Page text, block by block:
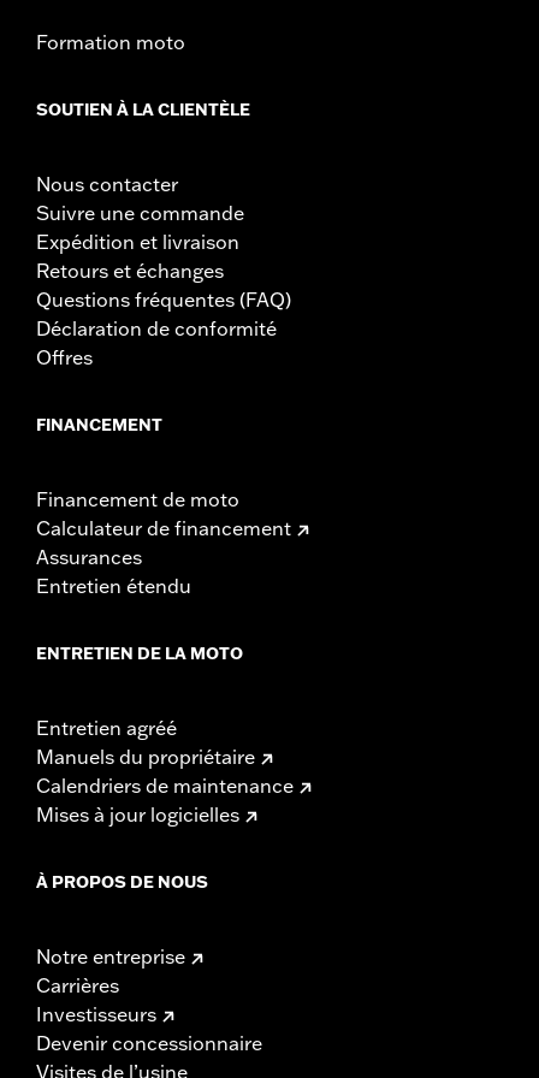
Formation moto
SOUTIEN À LA CLIENTÈLE
Nous contacter
Suivre une commande
Expédition et livraison
Retours et échanges
Questions fréquentes (FAQ)
Déclaration de conformité
Offres
FINANCEMENT
Financement de moto
Calculateur de financement
Assurances
Entretien étendu
ENTRETIEN DE LA MOTO
Entretien agréé
Manuels du propriétaire
Calendriers de maintenance
Mises à jour logicielles
À PROPOS DE NOUS
Notre entreprise
Carrières
Investisseurs
Devenir concessionnaire
Visites de l’usine